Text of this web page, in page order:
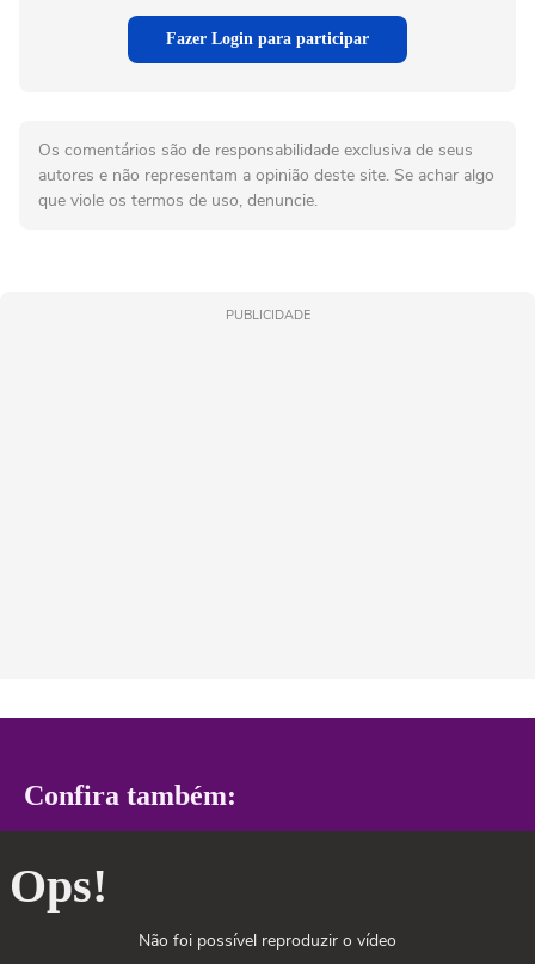
Fazer Login para participar
Os comentários são de responsabilidade exclusiva de seus
autores e não representam a opinião deste site. Se achar algo
que viole os termos de uso, denuncie.
PUBLICIDADE
Confira também:
Ops!
Não foi possível reproduzir o vídeo